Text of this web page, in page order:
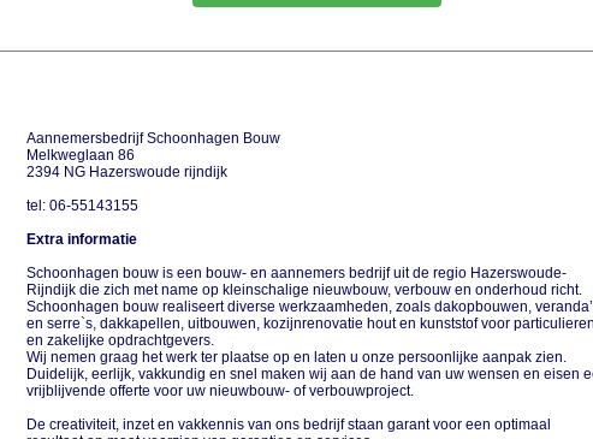
Aannemersbedrijf Schoonhagen Bouw
Melkweglaan 86
2394 NG Hazerswoude rijndijk
tel: 06-55143155
Extra informatie
Schoonhagen bouw is een bouw- en aannemers bedrijf uit de regio Hazerswoude-
Rijndijk die zich met name op kleinschalige nieuwbouw, verbouw en onderhoud richt.
Schoonhagen bouw realiseert diverse werkzaamheden, zoals dakopbouwen,
en serre`s, dakkapellen, uitbouwen, kozijnrenovatie hout en kunststof voor particulieren
en zakelijke opdrachtgevers.
Wij nemen graag het werk ter plaatse op en laten u onze persoonlijke aanpak zien.
Duidelijk, eerlijk, vakkundig en snel maken wij aan de hand van uw wensen en eisen
vrijblijvende offerte voor uw nieuwbouw- of verbouwproject.
De creativiteit, inzet en vakkennis van ons bedrijf staan garant voor een optimaal